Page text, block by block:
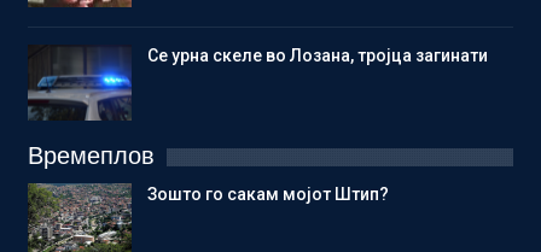
Се урна скеле во Лозана, тројца загинати
Времеплов
Зошто го сакам мојот Штип?